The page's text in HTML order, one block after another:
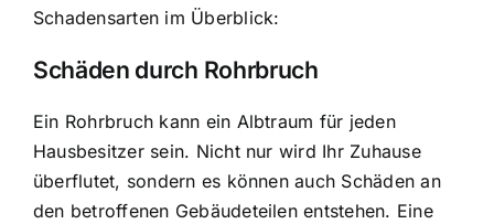
Schadensarten im Überblick:
Schäden durch Rohrbruch
Ein Rohrbruch kann ein Albtraum für jeden
Hausbesitzer sein. Nicht nur wird Ihr Zuhause
überflutet, sondern es können auch Schäden an
den betroffenen Gebäudeteilen entstehen. Eine